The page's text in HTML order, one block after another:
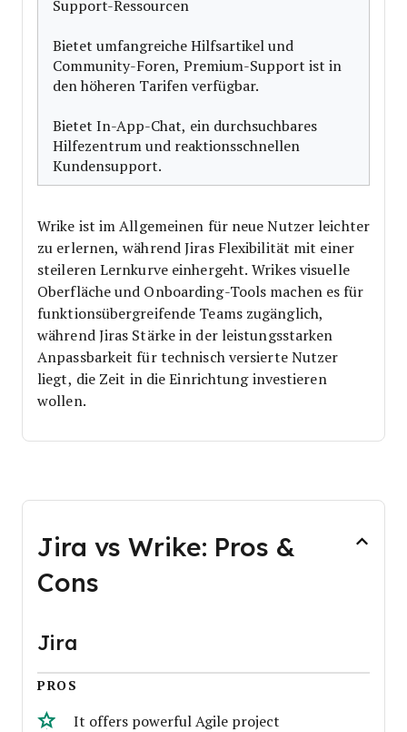
Support-Ressourcen
Bietet umfangreiche Hilfsartikel und
Community-Foren, Premium-Support ist in
den höheren Tarifen verfügbar.
Bietet In-App-Chat, ein durchsuchbares
Hilfezentrum und reaktionsschnellen
Kundensupport.
Wrike ist im Allgemeinen für neue Nutzer leichter
zu erlernen, während Jiras Flexibilität mit einer
steileren Lernkurve einhergeht. Wrikes visuelle
Oberfläche und Onboarding-Tools machen es für
funktionsübergreifende Teams zugänglich,
während Jiras Stärke in der leistungsstarken
Anpassbarkeit für technisch versierte Nutzer
liegt, die Zeit in die Einrichtung investieren
wollen.
Jira vs Wrike: Pros &
Cons
Jira
PROS
It offers powerful Agile project